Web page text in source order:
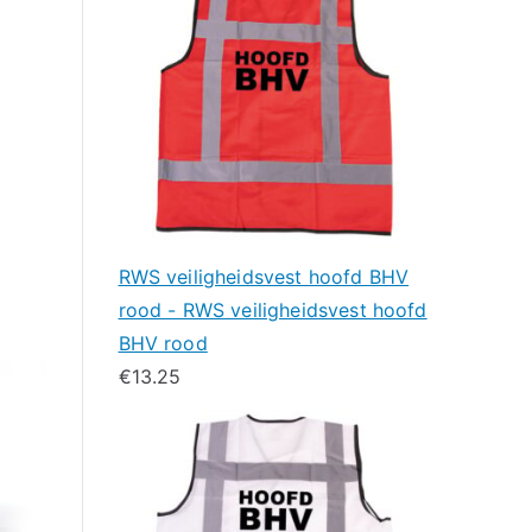
RWS veiligheidsvest hoofd BHV
rood - RWS veiligheidsvest hoofd
BHV rood
€13.25